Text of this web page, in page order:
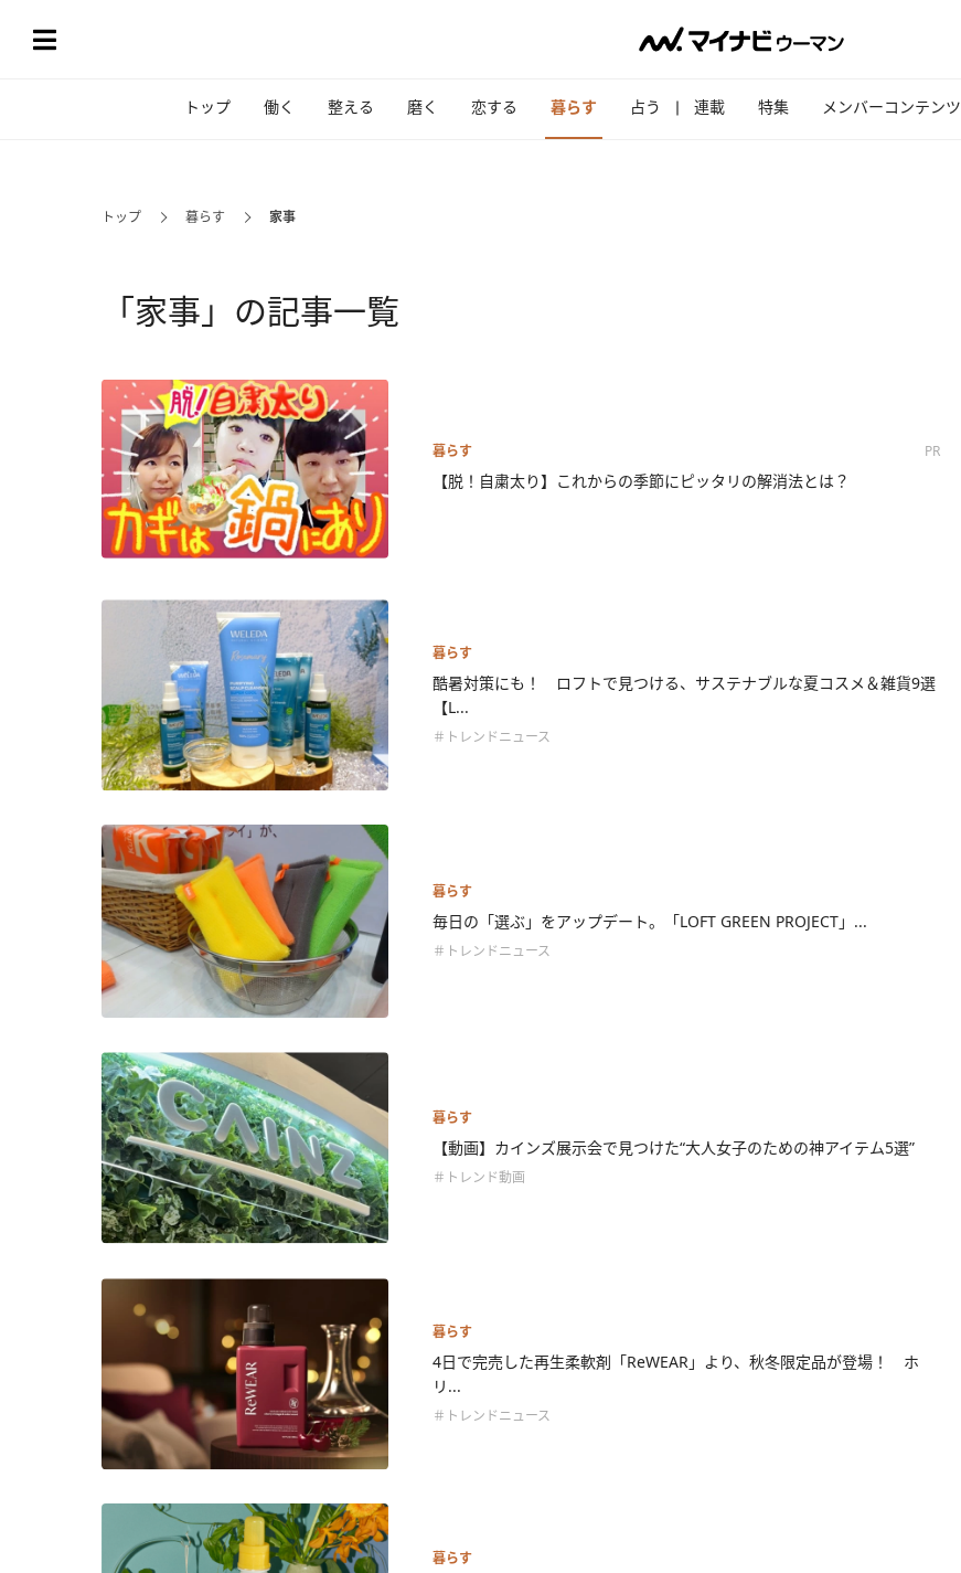
トップ 働く 整える 磨く 恋する 暮らす 占う 連載 特集 メンバーコンテンツ
トップ 暮らす 家事
「家事」の記事一覧
暮らす PR
【脱！自粛太り】これからの季節にピッタリの解消法とは？
暮らす
酷暑対策にも！ ロフトで見つける、サステナブルな夏コスメ＆雑貨9選
【L...
＃トレンドニュース
暮らす
毎日の「選ぶ」をアップデート。「LOFT GREEN PROJECT」...
＃トレンドニュース
暮らす
【動画】カインズ展示会で見つけた“大人女子のための神アイテム5選”
＃トレンド動画
暮らす
4日で完売した再生柔軟剤「ReWEAR」より、秋冬限定品が登場！ ホ
リ...
＃トレンドニュース
暮らす